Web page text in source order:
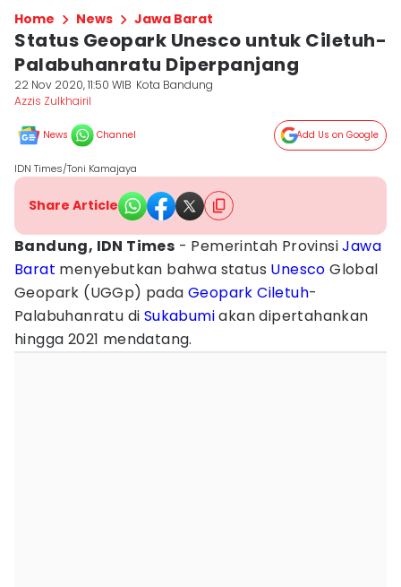
Home News Jawa Barat
Status Geopark Unesco untuk Ciletuh-
Palabuhanratu Diperpanjang
22 Nov 2020, 11:50 WIB Kota Bandung
Azzis Zulkhairil
News Channel Add Us on Google
IDN Times/Toni Kamajaya
Share Article
Bandung, IDN Times - Pemerintah ProvinsiJawa
Barat menyebutkan bahwa status Unesco Global
Geopark (UGGp) pada Geopark Ciletuh-
Palabuhanratu di Sukabumiakan dipertahankan
hingga 2021 mendatang.